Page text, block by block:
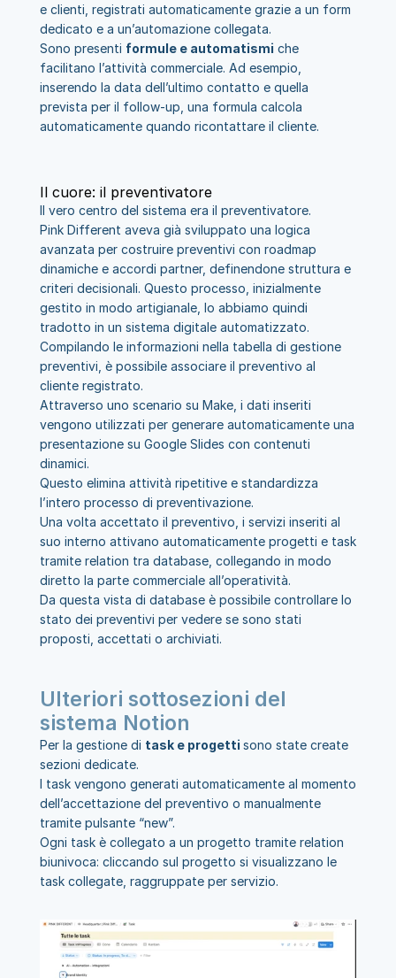
e clienti, registrati automaticamente grazie a un form
dedicato e a un’automazione collegata.
Sono presenti formule e automatismi che
facilitano l’attività commerciale. Ad esempio,
inserendo la data dell’ultimo contatto e quella
prevista per il follow-up, una formula calcola
automaticamente quando ricontattare il cliente.
Il cuore: il preventivatore
Il vero centro del sistema era il preventivatore.
Pink Different aveva già sviluppato una logica
avanzata per costruire preventivi con roadmap
dinamiche e accordi partner, definendone struttura e
criteri decisionali. Questo processo, inizialmente
gestito in modo artigianale, lo abbiamo quindi
tradotto in un sistema digitale automatizzato.
Compilando le informazioni nella tabella di gestione
preventivi, è possibile associare il preventivo al
cliente registrato.
Attraverso uno scenario su Make, i dati inseriti
vengono utilizzati per generare automaticamente una
presentazione su Google Slides con contenuti
dinamici.
Questo elimina attività ripetitive e standardizza
l’intero processo di preventivazione.
Una volta accettato il preventivo, i servizi inseriti al
suo interno attivano automaticamente progetti e task
tramite relation tra database, collegando in modo
diretto la parte commerciale all’operatività.
Da questa vista di database è possibile controllare lo
stato dei preventivi per vedere se sono stati
proposti, accettati o archiviati.
Ulteriori sottosezioni del
sistema Notion
Per la gestione di task e progetti sono state create
sezioni dedicate.
I task vengono generati automaticamente al momento
dell’accettazione del preventivo o manualmente
tramite pulsante “new”.
Ogni task è collegato a un progetto tramite relation
biunivoca: cliccando sul progetto si visualizzano le
task collegate, raggruppate per servizio.